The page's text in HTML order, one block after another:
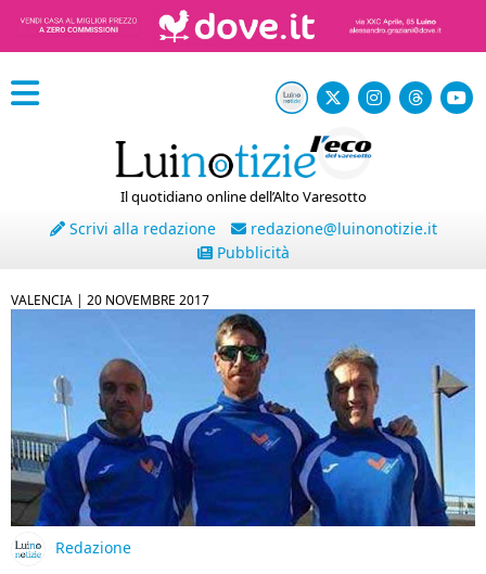
Il quotidiano online dell’Alto Varesotto
Scrivi alla redazione
redazione@luinonotizie.it
Pubblicità
VALENCIA | 20 NOVEMBRE 2017
Redazione